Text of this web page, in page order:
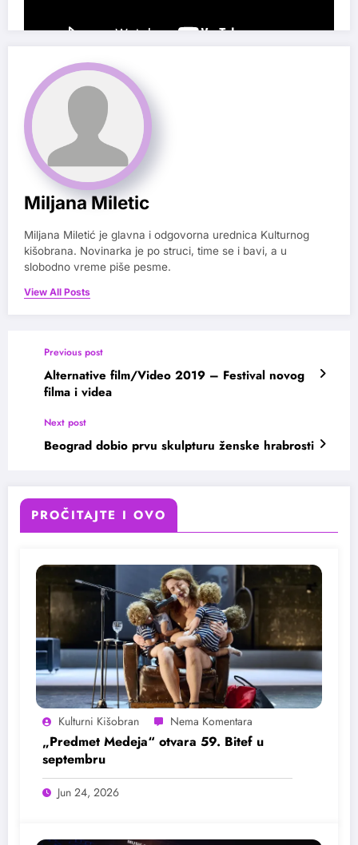
Miljana Miletic
Miljana Miletić je glavna i odgovorna urednica Kulturnog
kišobrana. Novinarka je po struci, time se i bavi, a u
slobodno vreme piše pesme.
View All Posts
Previous post
Alternative film/Video 2019 – Festival novog
filma i videa
Next post
Beograd dobio prvu skulpturu ženske hrabrosti
PROČITAJTE I OVO
Kulturni Kišobran
„Predmet Medeja“ otvara 59. Bitef u
septembru
Jun 24, 2026